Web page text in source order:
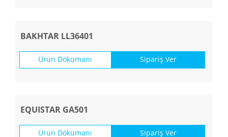
BAKHTAR LL36401
Ürün Dökümanı Sipariş Ver
EQUISTAR GA501
Ürün Dökümanı Sipariş Ver